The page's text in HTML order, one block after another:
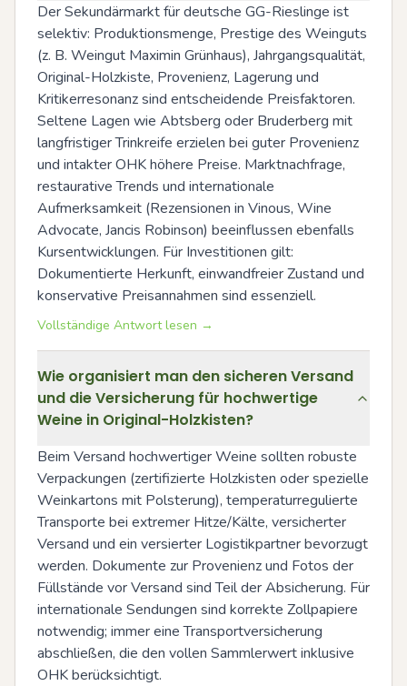
Der Sekundärmarkt für deutsche GG-Rieslinge ist
selektiv: Produktionsmenge, Prestige des Weinguts
(z. B. Weingut Maximin Grünhaus), Jahrgangsqualität,
Original-Holzkiste, Provenienz, Lagerung und
Kritikerresonanz sind entscheidende Preisfaktoren.
Seltene Lagen wie Abtsberg oder Bruderberg mit
langfristiger Trinkreife erzielen bei guter Provenienz
und intakter OHK höhere Preise. Marktnachfrage,
restaurative Trends und internationale
Aufmerksamkeit (Rezensionen in Vinous, Wine
Advocate, Jancis Robinson) beeinflussen ebenfalls
Kursentwicklungen. Für Investitionen gilt:
Dokumentierte Herkunft, einwandfreier Zustand und
konservative Preisannahmen sind essenziell.
Vollständige Antwort lesen →
Wie organisiert man den sicheren Versand
und die Versicherung für hochwertige
Weine in Original-Holzkisten?
Beim Versand hochwertiger Weine sollten robuste
Verpackungen (zertifizierte Holzkisten oder spezielle
Weinkartons mit Polsterung), temperaturregulierte
Transporte bei extremer Hitze/Kälte, versicherter
Versand und ein versierter Logistikpartner bevorzugt
werden. Dokumente zur Provenienz und Fotos der
Füllstände vor Versand sind Teil der Absicherung. Für
internationale Sendungen sind korrekte Zollpapiere
notwendig; immer eine Transportversicherung
abschließen, die den vollen Sammlerwert inklusive
OHK berücksichtigt.